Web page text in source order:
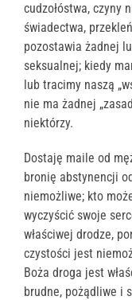
cudzołóstwa, czyny
świadectwa,
pozostawia żadnej
seksualnej; kiedy
lub tracimy naszą
nie ma żadnej
niektórzy.
Dostaję maile od
bronię abstynencji
niemożliwe; kto
wyczyścić swoje
właściwej drodze,
czystości jest
Boża droga jest
brudne, pożądliwe i